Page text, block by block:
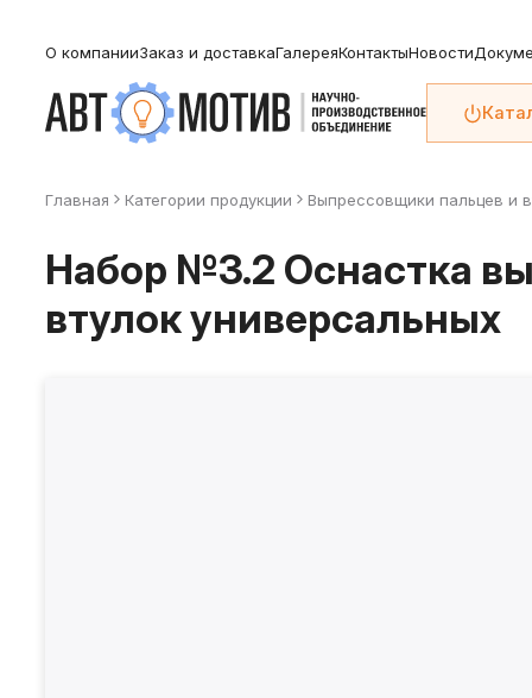
О компанииЗаказ и доставкаГалереяКонтактыНовости
Главная Категории продукции Выпрессовщики пальцев и
Набор №3.2 Оснастка
втулок универсальных